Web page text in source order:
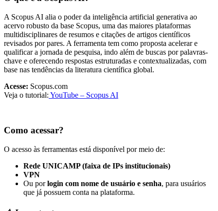
A Scopus AI alia o poder da inteligência artificial generativa ao
acervo robusto da base Scopus, uma das maiores plataformas
multidisciplinares de resumos e citações de artigos científicos
revisados por pares. A ferramenta tem como proposta acelerar e
qualificar a jornada de pesquisa, indo além de buscas por palavras-
chave e oferecendo respostas estruturadas e contextualizadas, com
base nas tendências da literatura científica global.
Acesse: Scopus.com
Veja o tutorial: YouTube – Scopus AI
Como acessar?
O acesso às ferramentas está disponível por meio de:
Rede UNICAMP (faixa de IPs institucionais)
VPN
Ou porlogin com nome de usuário e senha, para usuários
que já possuem conta na plataforma.